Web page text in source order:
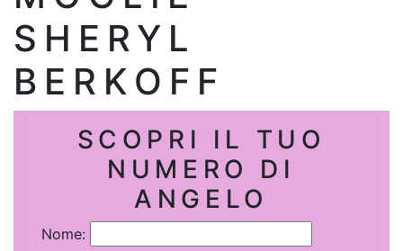
SHERYL
BERKOFF
SCOPRI IL TUO
NUMERO DI
ANGELO
Nome: